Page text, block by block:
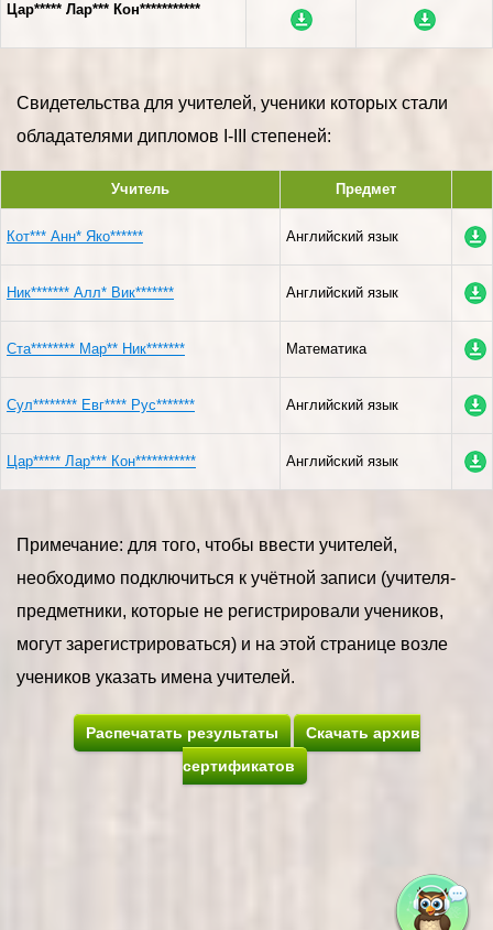
Цар***** Лар*** Кон***********
Свидетельства для учителей, ученики которых стали
обладателями дипломов I-III степеней:
Учитель Предмет
Кот*** Анн* Яко****** Английский язык
Ник******* Алл* Вик******* Английский язык
Ста******** Мар** Ник******* Математика
Сул******** Евг**** Рус******* Английский язык
Цар***** Лар*** Кон*********** Английский язык
Примечание: для того, чтобы ввести учителей,
необходимо подключиться к учётной записи (учителя-
предметники, которые не регистрировали учеников,
могут зарегистрироваться) и на этой странице возле
учеников указать имена учителей.
Распечатать результаты
Скачать архив
сертификатов